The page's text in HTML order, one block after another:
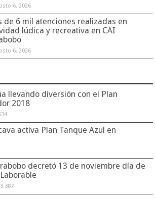
6, 2026
de 6 mil atenciones realizadas en
lúdica y recreativa en CAI
6, 2026
llevando diversión con el Plan
2018
activa Plan Tanque Azul en
decretó 13 de noviembre día de